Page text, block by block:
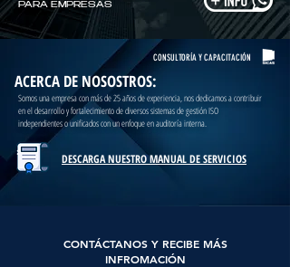
PARA EMPRESAS
CONSULTORÍA Y CAPACITACIÓN
ACERCA DE NOSOSTROS:
Somos una empresa con más de 25 años de experiencia, nos dedicamos a contribuir
en el desarrollo y fortalecimiento de diversos sistemas de gestión ISO
independientes o unificados con un enfoque en auditoría interna.
DESCARGA NUESTRO MANUAL DE SERVICIOS
CONTÁCTANOS Y RECIBE MÁS
INFROMACIÓN